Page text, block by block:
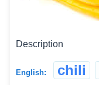
Description
English: chili